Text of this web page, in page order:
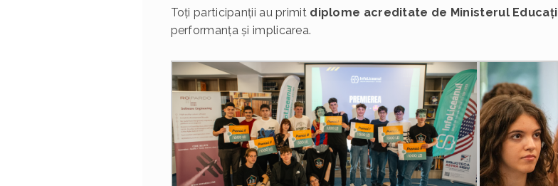
Toți participanții au primit diplome acreditate de Ministerul
performanța și implicarea.